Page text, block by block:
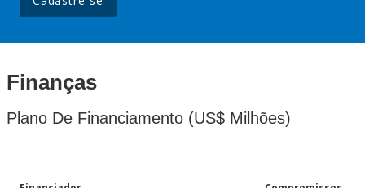
Finanças
Plano De Financiamento (US$ Milhões)